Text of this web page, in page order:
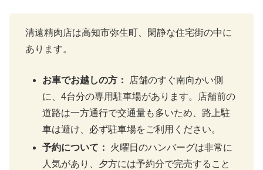
清遠精肉店は高知市弥生町、閑静な住宅街の中に
あります。
お車でお越しの方：
店舗のすぐ南向かい側
に、4台分の専用駐車場があります。店舗前の
道路は一方通行で交通量も多いため、路上駐
車は避け、必ず駐車場をご利用ください。
予約について：
火曜日のハンバーグは非常に
人気があり、夕方には予約分で完売すること